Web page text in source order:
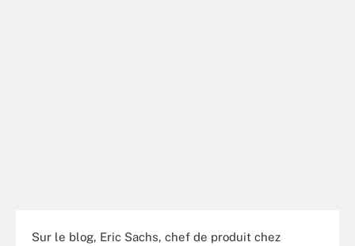
Sur le blog, Eric Sachs, chef de produit chez